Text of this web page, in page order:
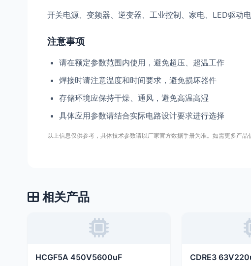
开关电源、变频器、逆变器、工业控制、家电、LED驱动
注意事项
请在额定参数范围内使用，避免超压、超温工作
焊接时请注意温度和时间要求，避免损坏器件
存储环境应保持干燥、通风，避免高温高湿
具体应用参数请结合实际电路设计要求进行选择
以上信息仅供参考，具体技术参数请以厂家官方数据手册为准。如需更多产品
相关产品
HCGF5A 450V5600uF CDRE3